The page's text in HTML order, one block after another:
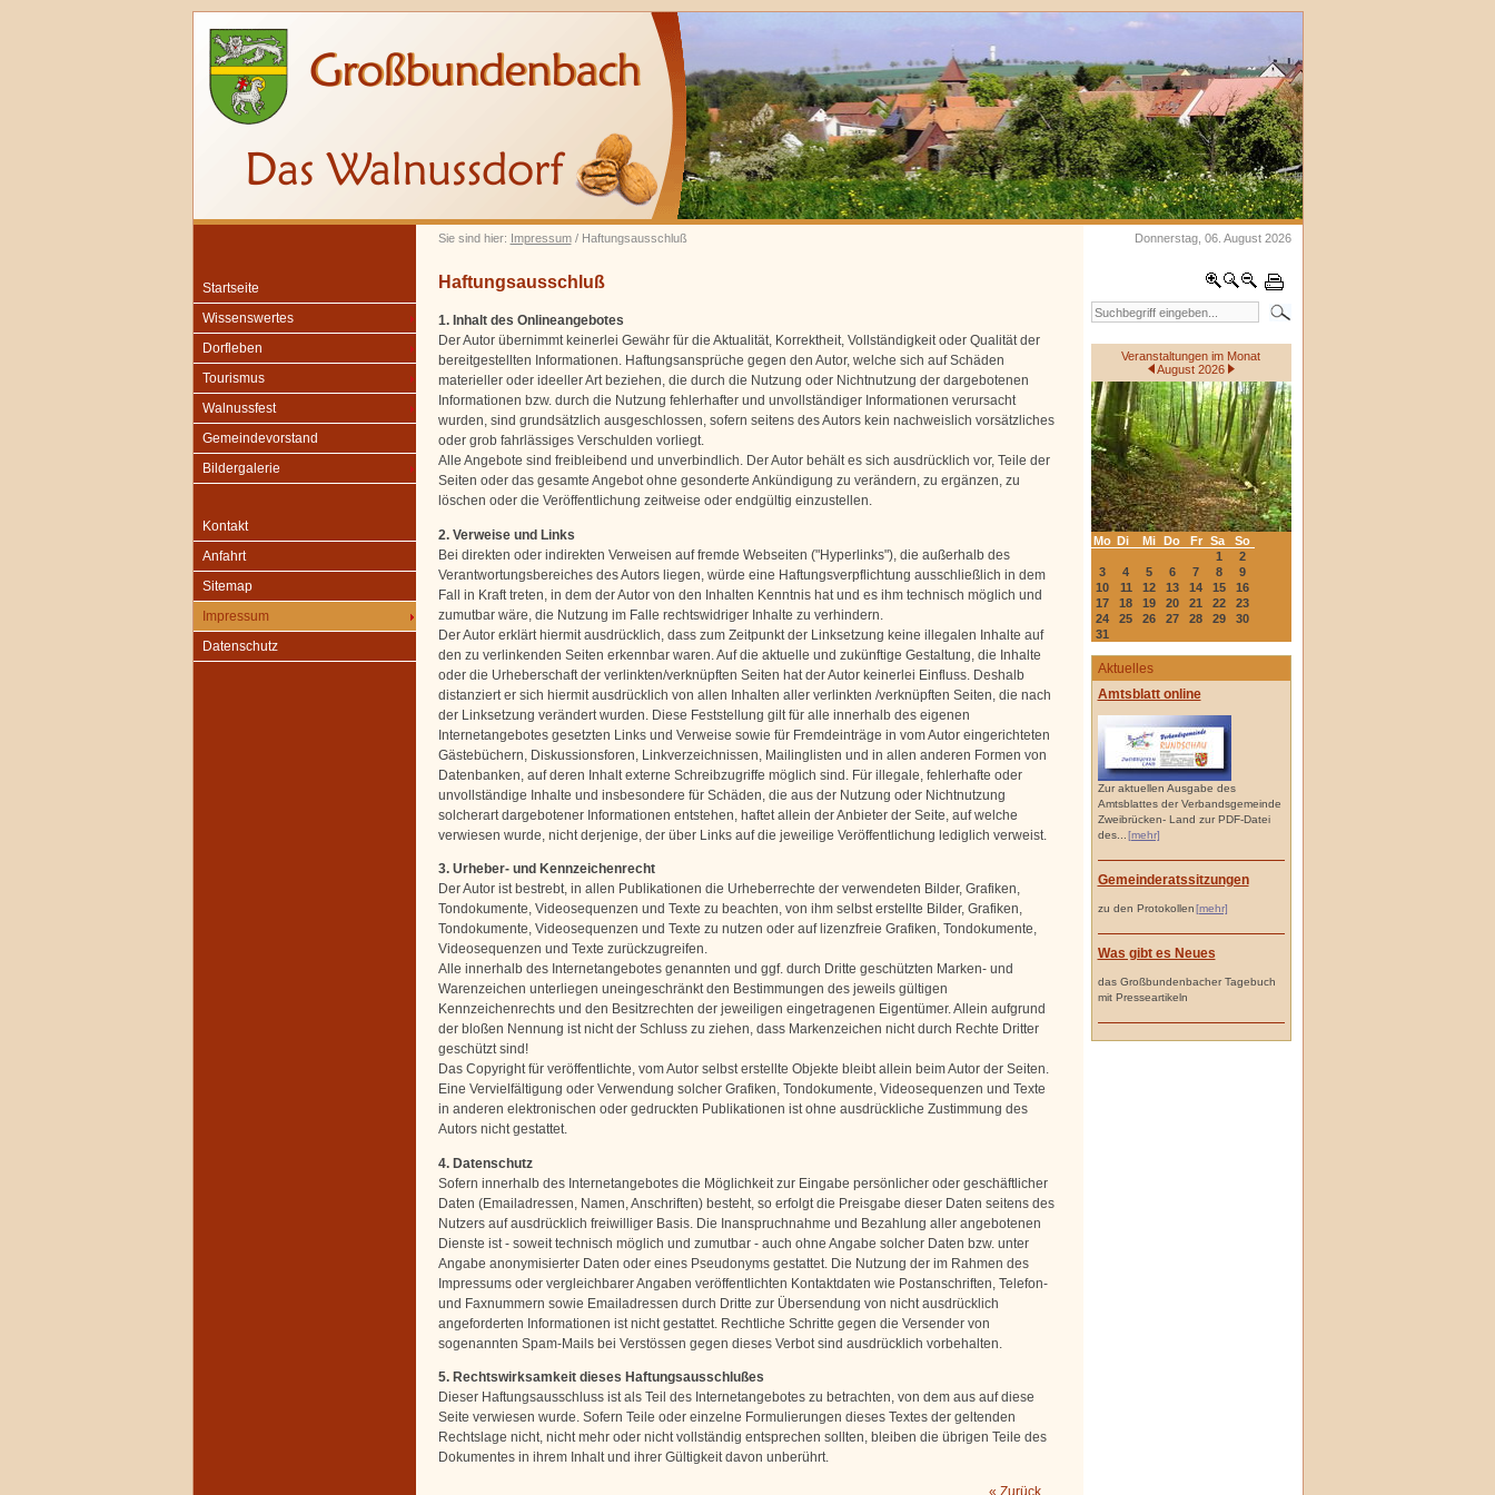
Sie sind hier: Impressum/ Haftungsausschluß Donnerstag, 06. August 2026
Startseite
Wissenswertes
Dorfleben
Tourismus
Walnussfest
Gemeindevorstand
Bildergalerie
Kontakt
Anfahrt
Sitemap
Impressum
Datenschutz
Veranstaltungen im Monat
August 2026
Mo Di Mi Do Fr Sa
So
1
2
3
4 5 6 7 8
9
10
11 12 13 14 15
16
17
18 19 20 21 22
23
24
25 26 27 28 29
30
31
Aktuelles
Amtsblatt online
Zur aktuellen Ausgabe des
Amtsblattes der Verbandsgemeinde
Zweibrücken- Land zur PDF-Datei
des...
[mehr]
Gemeinderatssitzungen
zu den Protokollen[mehr]
Was gibt es Neues
das Großbundenbacher Tagebuch
mit Presseartikeln
Haftungsausschluß
1. Inhalt des Onlineangebotes
Der Autor übernimmt keinerlei Gewähr für die Aktualität, Korrektheit, Vollständigkeit oder Qualität der
bereitgestellten Informationen. Haftungsansprüche gegen den Autor, welche sich auf Schäden
materieller oder ideeller Art beziehen, die durch die Nutzung oder Nichtnutzung der dargebotenen
Informationen bzw. durch die Nutzung fehlerhafter und unvollständiger Informationen verursacht
wurden, sind grundsätzlich ausgeschlossen, sofern seitens des Autors kein nachweislich vorsätzliches
oder grob fahrlässiges Verschulden vorliegt.
Alle Angebote sind freibleibend und unverbindlich. Der Autor behält es sich ausdrücklich vor, Teile der
Seiten oder das gesamte Angebot ohne gesonderte Ankündigung zu verändern, zu ergänzen, zu
löschen oder die Veröffentlichung zeitweise oder endgültig einzustellen.
2. Verweise und Links
Bei direkten oder indirekten Verweisen auf fremde Webseiten ("Hyperlinks"), die außerhalb des
Verantwortungsbereiches des Autors liegen, würde eine Haftungsverpflichtung ausschließlich in dem
Fall in Kraft treten, in dem der Autor von den Inhalten Kenntnis hat und es ihm technisch möglich und
zumutbar wäre, die Nutzung im Falle rechtswidriger Inhalte zu verhindern.
Der Autor erklärt hiermit ausdrücklich, dass zum Zeitpunkt der Linksetzung keine illegalen Inhalte auf
den zu verlinkenden Seiten erkennbar waren. Auf die aktuelle und zukünftige Gestaltung, die Inhalte
oder die Urheberschaft der verlinkten/verknüpften Seiten hat der Autor keinerlei Einfluss. Deshalb
distanziert er sich hiermit ausdrücklich von allen Inhalten aller verlinkten /verknüpften Seiten, die nach
der Linksetzung verändert wurden. Diese Feststellung gilt für alle innerhalb des eigenen
Internetangebotes gesetzten Links und Verweise sowie für Fremdeinträge in vom Autor eingerichteten
Gästebüchern, Diskussionsforen, Linkverzeichnissen, Mailinglisten und in allen anderen Formen von
Datenbanken, auf deren Inhalt externe Schreibzugriffe möglich sind. Für illegale, fehlerhafte oder
unvollständige Inhalte und insbesondere für Schäden, die aus der Nutzung oder Nichtnutzung
solcherart dargebotener Informationen entstehen, haftet allein der Anbieter der Seite, auf welche
verwiesen wurde, nicht derjenige, der über Links auf die jeweilige Veröffentlichung lediglich verweist.
3. Urheber- und Kennzeichenrecht
Der Autor ist bestrebt, in allen Publikationen die Urheberrechte der verwendeten Bilder, Grafiken,
Tondokumente, Videosequenzen und Texte zu beachten, von ihm selbst erstellte Bilder, Grafiken,
Tondokumente, Videosequenzen und Texte zu nutzen oder auf lizenzfreie Grafiken, Tondokumente,
Videosequenzen und Texte zurückzugreifen.
Alle innerhalb des Internetangebotes genannten und ggf. durch Dritte geschützten Marken- und
Warenzeichen unterliegen uneingeschränkt den Bestimmungen des jeweils gültigen
Kennzeichenrechts und den Besitzrechten der jeweiligen eingetragenen Eigentümer. Allein aufgrund
der bloßen Nennung ist nicht der Schluss zu ziehen, dass Markenzeichen nicht durch Rechte Dritter
geschützt sind!
Das Copyright für veröffentlichte, vom Autor selbst erstellte Objekte bleibt allein beim Autor der Seiten.
Eine Vervielfältigung oder Verwendung solcher Grafiken, Tondokumente, Videosequenzen und Texte
in anderen elektronischen oder gedruckten Publikationen ist ohne ausdrückliche Zustimmung des
Autors nicht gestattet.
4. Datenschutz
Sofern innerhalb des Internetangebotes die Möglichkeit zur Eingabe persönlicher oder geschäftlicher
Daten (Emailadressen, Namen, Anschriften) besteht, so erfolgt die Preisgabe dieser Daten seitens des
Nutzers auf ausdrücklich freiwilliger Basis. Die Inanspruchnahme und Bezahlung aller angebotenen
Dienste ist - soweit technisch möglich und zumutbar - auch ohne Angabe solcher Daten bzw. unter
Angabe anonymisierter Daten oder eines Pseudonyms gestattet. Die Nutzung der im Rahmen des
Impressums oder vergleichbarer Angaben veröffentlichten Kontaktdaten wie Postanschriften, Telefon-
und Faxnummern sowie Emailadressen durch Dritte zur Übersendung von nicht ausdrücklich
angeforderten Informationen ist nicht gestattet. Rechtliche Schritte gegen die Versender von
sogenannten Spam-Mails bei Verstössen gegen dieses Verbot sind ausdrücklich vorbehalten.
5. Rechtswirksamkeit dieses Haftungsausschlußes
Dieser Haftungsausschluss ist als Teil des Internetangebotes zu betrachten, von dem aus auf diese
Seite verwiesen wurde. Sofern Teile oder einzelne Formulierungen dieses Textes der geltenden
Rechtslage nicht, nicht mehr oder nicht vollständig entsprechen sollten, bleiben die übrigen Teile des
Dokumentes in ihrem Inhalt und ihrer Gültigkeit davon unberührt.
« Zurück